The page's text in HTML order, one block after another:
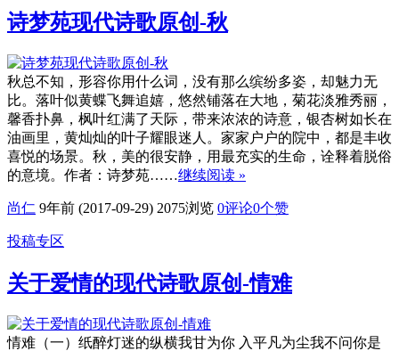
诗梦苑现代诗歌原创-秋
秋总不知，形容你用什么词，没有那么缤纷多姿，却魅力无
比。落叶似黄蝶飞舞追嬉，悠然铺落在大地，菊花淡雅秀丽，
馨香扑鼻，枫叶红满了天际，带来浓浓的诗意，银杏树如长在
油画里，黄灿灿的叶子耀眼迷人。家家户户的院中，都是丰收
喜悦的场景。秋，美的很安静，用最充实的生命，诠释着脱俗
的意境。作者：诗梦苑……继续阅读 »
尚仁 9年前 (2017-09-29) 2075浏览 0评论0个赞
投稿专区
关于爱情的现代诗歌原创-情难
情难（一）纸醉灯迷的纵横我甘为你 入平凡为尘我不问你是